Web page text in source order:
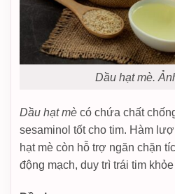
Dầu hạt mè.
Dầu hạt mè có chứa chất
sesaminol tốt cho tim. Hàm
hạt mè còn hỗ trợ ngăn chặn
động mạch, duy trì trái tim